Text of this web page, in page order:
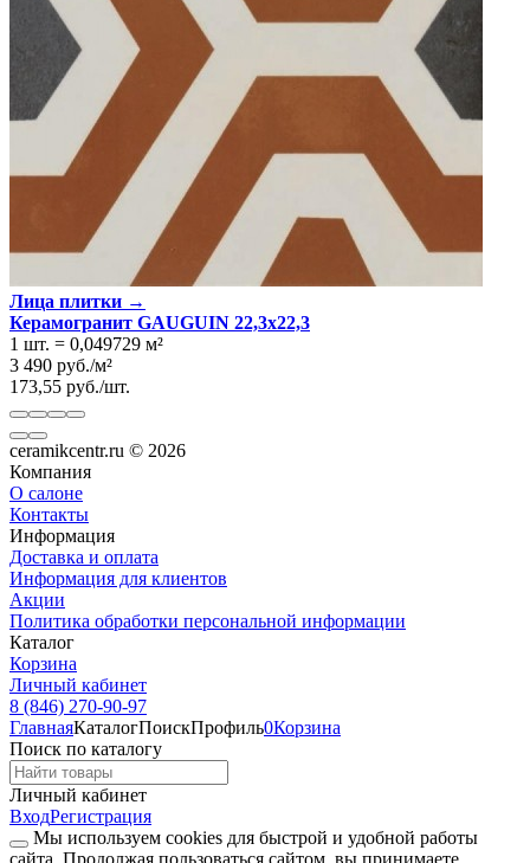
Лица плитки →
Керамогранит GAUGUIN 22,3x22,3
1 шт. = 0,049729 м²
3 490 руб./м²
173,55 руб./шт.
ceramikcentr.ru © 2026
Компания
О салоне
Контакты
Информация
Доставка и оплата
Информация для клиентов
Акции
Политика обработки персональной информации
Каталог
Корзина
Личный кабинет
8 (846) 270-90-97
ГлавнаяКаталогПоискПрофиль0Корзина
Поиск по каталогу
Личный кабинет
ВходРегистрация
Мы используем cookies для быстрой и удобной работы
сайта. Продолжая пользоваться сайтом, вы принимаете